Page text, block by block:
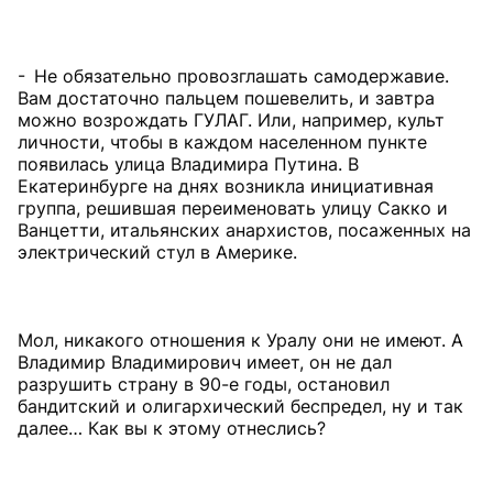
- Не обязательно провозглашать самодержавие.
Вам достаточно пальцем пошевелить, и завтра
можно возрождать ГУЛАГ. Или, например, культ
личности, чтобы в каждом населенном пункте
появилась улица Владимира Путина. В
Екатеринбурге на днях возникла инициативная
группа, решившая переименовать улицу Сакко и
Ванцетти, итальянских анархистов, посаженных на
электрический стул в Америке.
Мол, никакого отношения к Уралу они не имеют. А
Владимир Владимирович имеет, он не дал
разрушить страну в 90-е годы, остановил
бандитский и олигархический беспредел, ну и так
далее… Как вы к этому отнеслись?